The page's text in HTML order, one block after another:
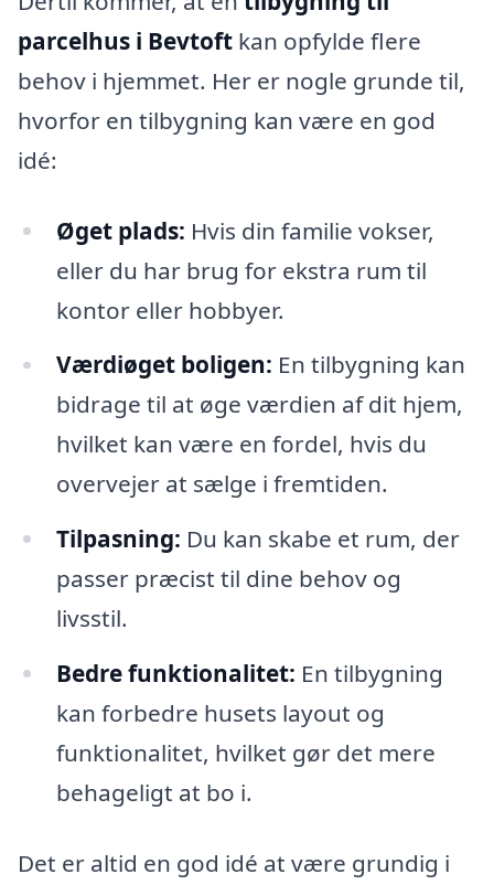
parcelhus i Bevtoft kan opfylde flere
behov i hjemmet. Her er nogle grunde til,
hvorfor en tilbygning kan være en god
idé:
Øget plads: Hvis din familie vokser,
eller du har brug for ekstra rum til
kontor eller hobbyer.
Værdiøget boligen: En tilbygning kan
bidrage til at øge værdien af dit hjem,
hvilket kan være en fordel, hvis du
overvejer at sælge i fremtiden.
Tilpasning: Du kan skabe et rum, der
passer præcist til dine behov og
livsstil.
Bedre funktionalitet: En tilbygning
kan forbedre husets layout og
funktionalitet, hvilket gør det mere
behageligt at bo i.
Det er altid en god idé at være grundig i